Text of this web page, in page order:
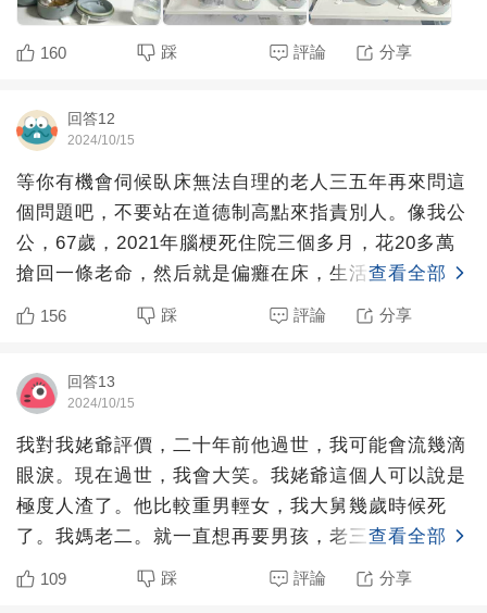
160 踩 評論 分享
回答12
2024/10/15
等你有機會伺候臥床無法自理的老人三五年再來問這
個問題吧，不要站在道德制高點來指責別人。像我公
公，67歲，2021年腦梗死住院三個多月，花20多萬
搶回一條老命，然后就是偏癱在床，生活完全無法自
理，大小便
查看全部
156 踩 評論 分享
回答13
2024/10/15
我對我姥爺評價，二十年前他過世，我可能會流幾滴
眼淚。現在過世，我會大笑。我姥爺這個人可以說是
極度人渣了。他比較重男輕女，我大舅幾歲時候死
了。我媽老二。就一直想再要男孩，老三（三姨）送
人，給人當童養媳了
查看全部
109 踩 評論 分享